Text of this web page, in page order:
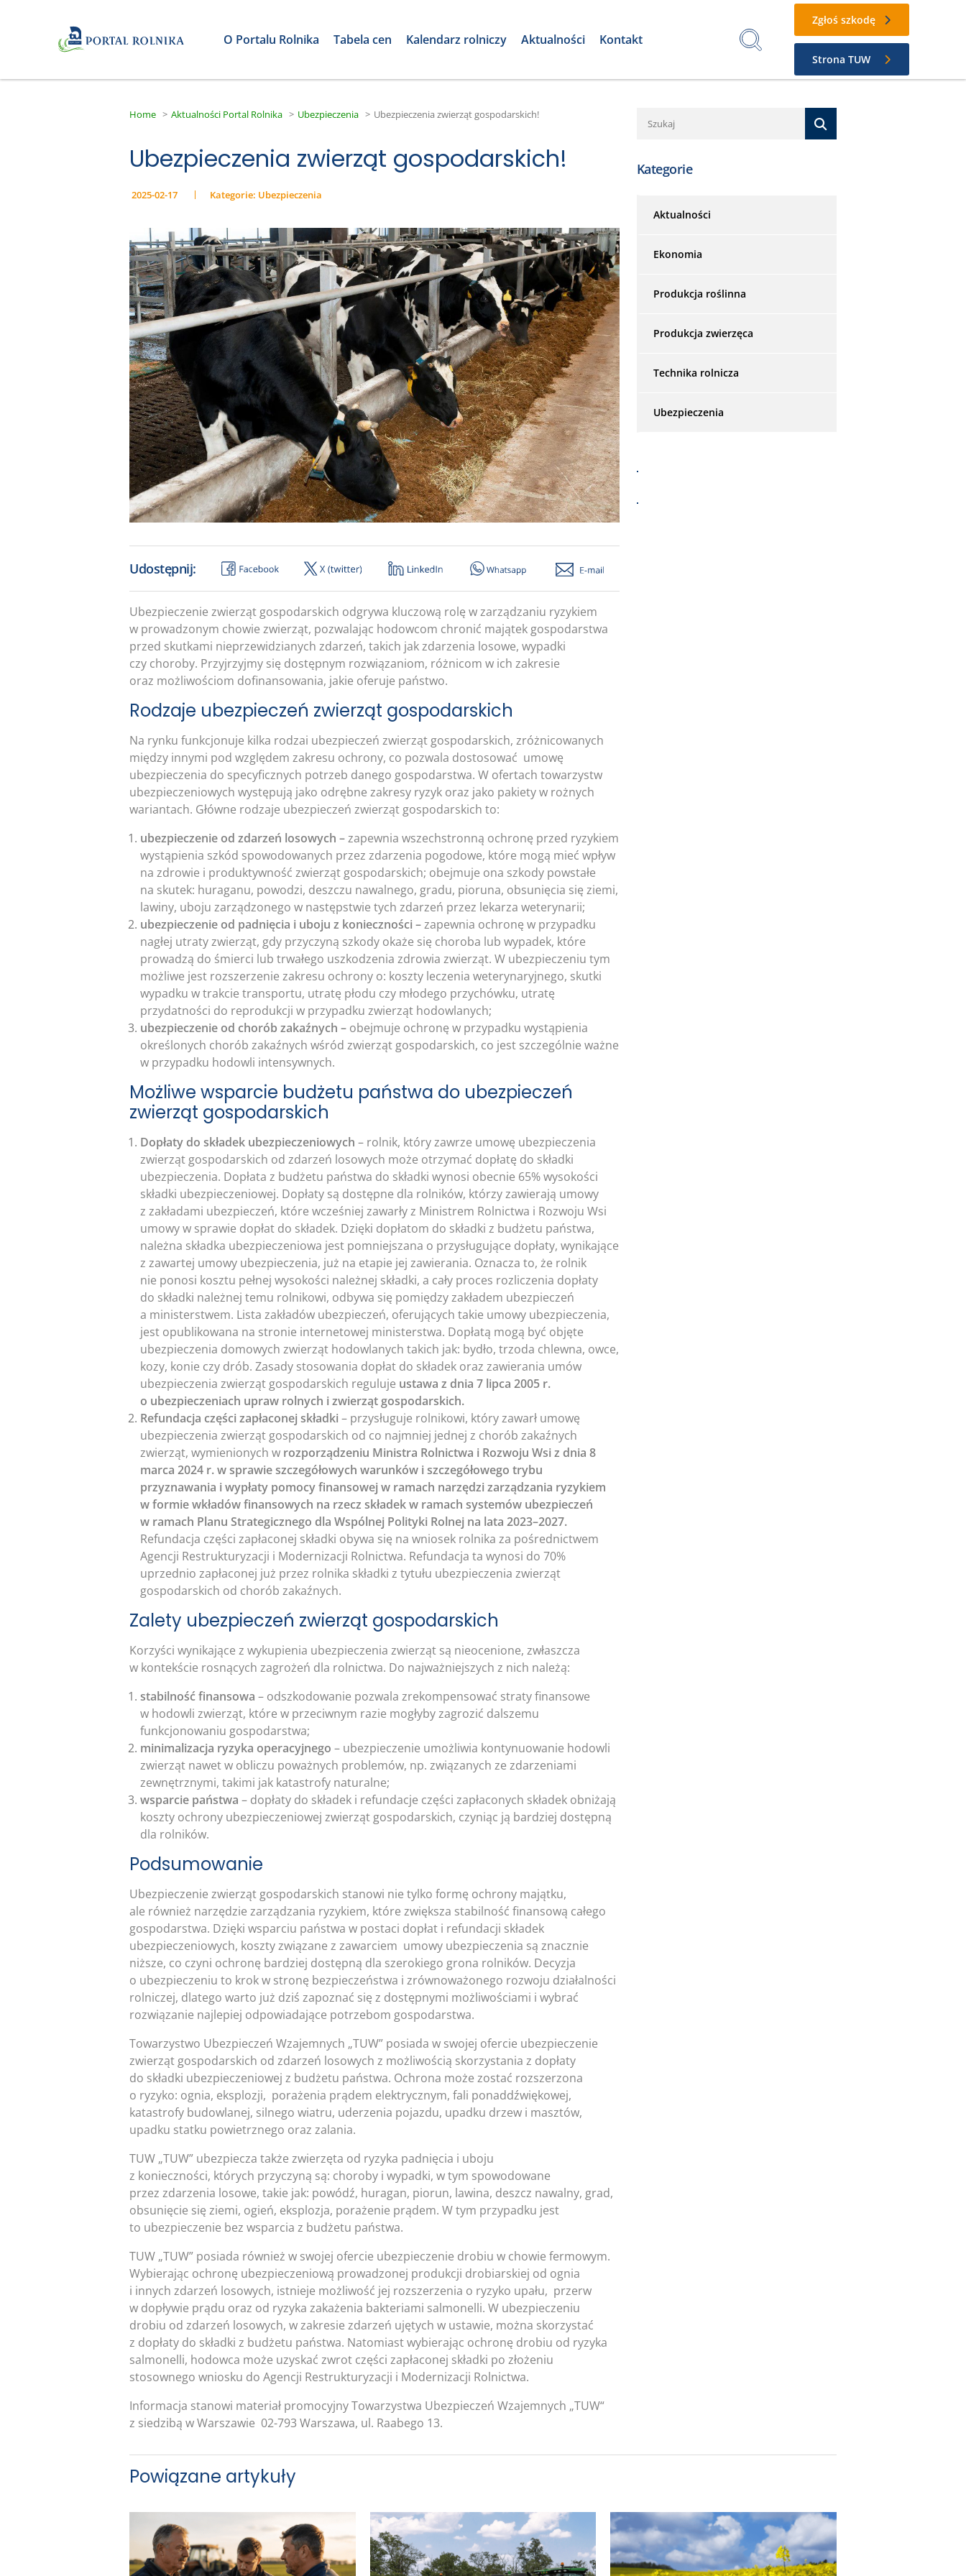
O Portalu Rolnika Tabela cen Kalendarz rolniczy Aktualności Kontakt
Zgłoś szkodę
Strona TUW
Home > Aktualności Portal Rolnika > Ubezpieczenia > Ubezpieczenia zwierząt gospodarskich!
Ubezpieczenia zwierząt gospodarskich!
2025-02-17 Kategorie: Ubezpieczenia
Udostępnij:
Ubezpieczenie zwierząt gospodarskich odgrywa kluczową rolę w zarządzaniu ryzykiem
w prowadzonym chowie zwierząt, pozwalając hodowcom chronić majątek gospodarstwa
przed skutkami nieprzewidzianych zdarzeń, takich jak zdarzenia losowe, wypadki
czy choroby. Przyjrzyjmy się dostępnym rozwiązaniom, różnicom w ich zakresie
oraz możliwościom dofinansowania, jakie oferuje państwo.
Rodzaje ubezpieczeń zwierząt gospodarskich
Na rynku funkcjonuje kilka rodzai ubezpieczeń zwierząt gospodarskich, zróżnicowanych
między innymi pod względem zakresu ochrony, co pozwala dostosować umowę
ubezpieczenia do specyficznych potrzeb danego gospodarstwa. W ofertach towarzystw
ubezpieczeniowych występują jako odrębne zakresy ryzyk oraz jako pakiety w rożnych
wariantach. Główne rodzaje ubezpieczeń zwierząt gospodarskich to:
ubezpieczenie od zdarzeń losowych –zapewnia wszechstronną ochronę przed ryzykiem
wystąpienia szkód spowodowanych przez zdarzenia pogodowe, które mogą mieć wpływ
na zdrowie i produktywność zwierząt gospodarskich; obejmuje ona szkody powstałe
na skutek: huraganu, powodzi, deszczu nawalnego, gradu, pioruna, obsunięcia się ziemi,
lawiny, uboju zarządzonego w następstwie tych zdarzeń przez lekarza weterynarii;
ubezpieczenie od padnięcia i uboju z konieczności –zapewnia ochronę w przypadku
nagłej utraty zwierząt, gdy przyczyną szkody okaże się choroba lub wypadek, które
prowadzą do śmierci lub trwałego uszkodzenia zdrowia zwierząt. W ubezpieczeniu tym
możliwe jest rozszerzenie zakresu ochrony o: koszty leczenia weterynaryjnego, skutki
wypadku w trakcie transportu, utratę płodu czy młodego przychówku, utratę
przydatności do reprodukcji w przypadku zwierząt hodowlanych;
ubezpieczenie od chorób zakaźnych – obejmuje ochronę w przypadku wystąpienia
określonych chorób zakaźnych wśród zwierząt gospodarskich, co jest szczególnie ważne
w przypadku hodowli intensywnych.
Możliwe wsparcie budżetu państwa do ubezpieczeń
zwierząt gospodarskich
Dopłaty do składek ubezpieczeniowych – rolnik, który zawrze umowę ubezpieczenia
zwierząt gospodarskich od zdarzeń losowych może otrzymać dopłatę do składki
ubezpieczenia. Dopłata z budżetu państwa do składki wynosi obecnie 65% wysokości
składki ubezpieczeniowej. Dopłaty są dostępne dla rolników, którzy zawierają umowy
z zakładami ubezpieczeń, które wcześniej zawarły z Ministrem Rolnictwa i Rozwoju Wsi
umowy w sprawie dopłat do składek. Dzięki dopłatom do składki z budżetu państwa,
należna składka ubezpieczeniowa jest pomniejszana o przysługujące dopłaty, wynikające
z zawartej umowy ubezpieczenia, już na etapie jej zawierania. Oznacza to, że rolnik
nie ponosi kosztu pełnej wysokości należnej składki, a cały proces rozliczenia dopłaty
do składki należnej temu rolnikowi, odbywa się pomiędzy zakładem ubezpieczeń
a ministerstwem. Lista zakładów ubezpieczeń, oferujących takie umowy ubezpieczenia,
jest opublikowana na stronie internetowej ministerstwa. Dopłatą mogą być objęte
ubezpieczenia domowych zwierząt hodowlanych takich jak: bydło, trzoda chlewna, owce,
kozy, konie czy drób. Zasady stosowania dopłat do składek oraz zawierania umów
ubezpieczenia zwierząt gospodarskich reguluje ustawa z dnia 7 lipca 2005 r.
o ubezpieczeniach upraw rolnych i zwierząt gospodarskich.
Refundacja części zapłaconej składki – przysługuje rolnikowi, który zawarł umowę
ubezpieczenia zwierząt gospodarskich od co najmniej jednej z chorób zakaźnych
zwierząt, wymienionych w rozporządzeniu Ministra Rolnictwa i Rozwoju Wsi z dnia 8
marca 2024 r. w sprawie szczegółowych warunków i szczegółowego trybu
przyznawania i wypłaty pomocy finansowej w ramach narzędzi zarządzania ryzykiem
w formie wkładów finansowych na rzecz składek w ramach systemów ubezpieczeń
w ramach Planu Strategicznego dla Wspólnej Polityki Rolnej na lata 2023–2027.
Refundacja części zapłaconej składki obywa się na wniosek rolnika za pośrednictwem
Agencji Restrukturyzacji i Modernizacji Rolnictwa. Refundacja ta wynosi do 70%
uprzednio zapłaconej już przez rolnika składki z tytułu ubezpieczenia zwierząt
gospodarskich od chorób zakaźnych.
Zalety ubezpieczeń zwierząt gospodarskich
Korzyści wynikające z wykupienia ubezpieczenia zwierząt są nieocenione, zwłaszcza
w kontekście rosnących zagrożeń dla rolnictwa. Do najważniejszych z nich należą:
stabilność finansowa – odszkodowanie pozwala zrekompensować straty finansowe
w hodowli zwierząt, które w przeciwnym razie mogłyby zagrozić dalszemu
funkcjonowaniu gospodarstwa;
minimalizacja ryzyka operacyjnego – ubezpieczenie umożliwia kontynuowanie hodowli
zwierząt nawet w obliczu poważnych problemów, np. związanych ze zdarzeniami
zewnętrznymi, takimi jak katastrofy naturalne;
wsparcie państwa – dopłaty do składek i refundacje części zapłaconych składek obniżają
koszty ochrony ubezpieczeniowej zwierząt gospodarskich, czyniąc ją bardziej dostępną
dla rolników.
Podsumowanie
Ubezpieczenie zwierząt gospodarskich stanowi nie tylko formę ochrony majątku,
ale również narzędzie zarządzania ryzykiem, które zwiększa stabilność finansową całego
gospodarstwa. Dzięki wsparciu państwa w postaci dopłat i refundacji składek
ubezpieczeniowych, koszty związane z zawarciem umowy ubezpieczenia są znacznie
niższe, co czyni ochronę bardziej dostępną dla szerokiego grona rolników. Decyzja
o ubezpieczeniu to krok w stronę bezpieczeństwa i zrównoważonego rozwoju działalności
rolniczej, dlatego warto już dziś zapoznać się z dostępnymi możliwościami i wybrać
rozwiązanie najlepiej odpowiadające potrzebom gospodarstwa.
Towarzystwo Ubezpieczeń Wzajemnych „TUW” posiada w swojej ofercie ubezpieczenie
zwierząt gospodarskich od zdarzeń losowych z możliwością skorzystania z dopłaty
do składki ubezpieczeniowej z budżetu państwa. Ochrona może zostać rozszerzona
o ryzyko: ognia, eksplozji, porażenia prądem elektrycznym, fali ponaddźwiękowej,
katastrofy budowlanej, silnego wiatru, uderzenia pojazdu, upadku drzew i masztów,
upadku statku powietrznego oraz zalania.
TUW „TUW” ubezpiecza także zwierzęta od ryzyka padnięcia i uboju
z konieczności, których przyczyną są: choroby i wypadki, w tym spowodowane
przez zdarzenia losowe, takie jak: powódź, huragan, piorun, lawina, deszcz nawalny, grad,
obsunięcie się ziemi, ogień, eksplozja, porażenie prądem. W tym przypadku jest
to ubezpieczenie bez wsparcia z budżetu państwa.
TUW „TUW” posiada również w swojej ofercie ubezpieczenie drobiu w chowie fermowym.
Wybierając ochronę ubezpieczeniową prowadzonej produkcji drobiarskiej od ognia
i innych zdarzeń losowych, istnieje możliwość jej rozszerzenia o ryzyko upału, przerw
w dopływie prądu oraz od ryzyka zakażenia bakteriami salmonelli. W ubezpieczeniu
drobiu od zdarzeń losowych, w zakresie zdarzeń ujętych w ustawie, można skorzystać
z dopłaty do składki z budżetu państwa. Natomiast wybierając ochronę drobiu od ryzyka
salmonelli, hodowca może uzyskać zwrot części zapłaconej składki po złożeniu
stosownego wniosku do Agencji Restrukturyzacji i Modernizacji Rolnictwa.
Informacja stanowi materiał promocyjny Towarzystwa Ubezpieczeń Wzajemnych „TUW“
z siedzibą w Warszawie 02-793 Warszawa, ul. Raabego 13.
Kategorie
Aktualności
Ekonomia
Produkcja roślinna
Produkcja zwierzęca
Technika rolnicza
Ubezpieczenia
Powiązane artykuły